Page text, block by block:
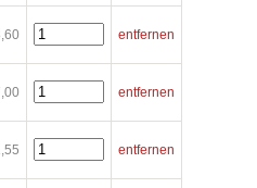
entfernen
entfernen
entfernen